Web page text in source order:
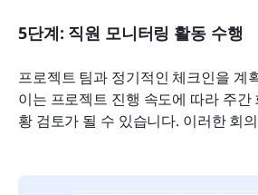
5단계: 직원 모니터링 활동 수행
프로젝트 팀과 정기적인 체크인을 계
이는 프로젝트 진행 속도에 따라 주간
황 검토가 될 수 있습니다. 이러한 회